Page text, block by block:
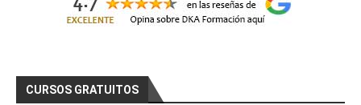
CURSOS GRATUITOS